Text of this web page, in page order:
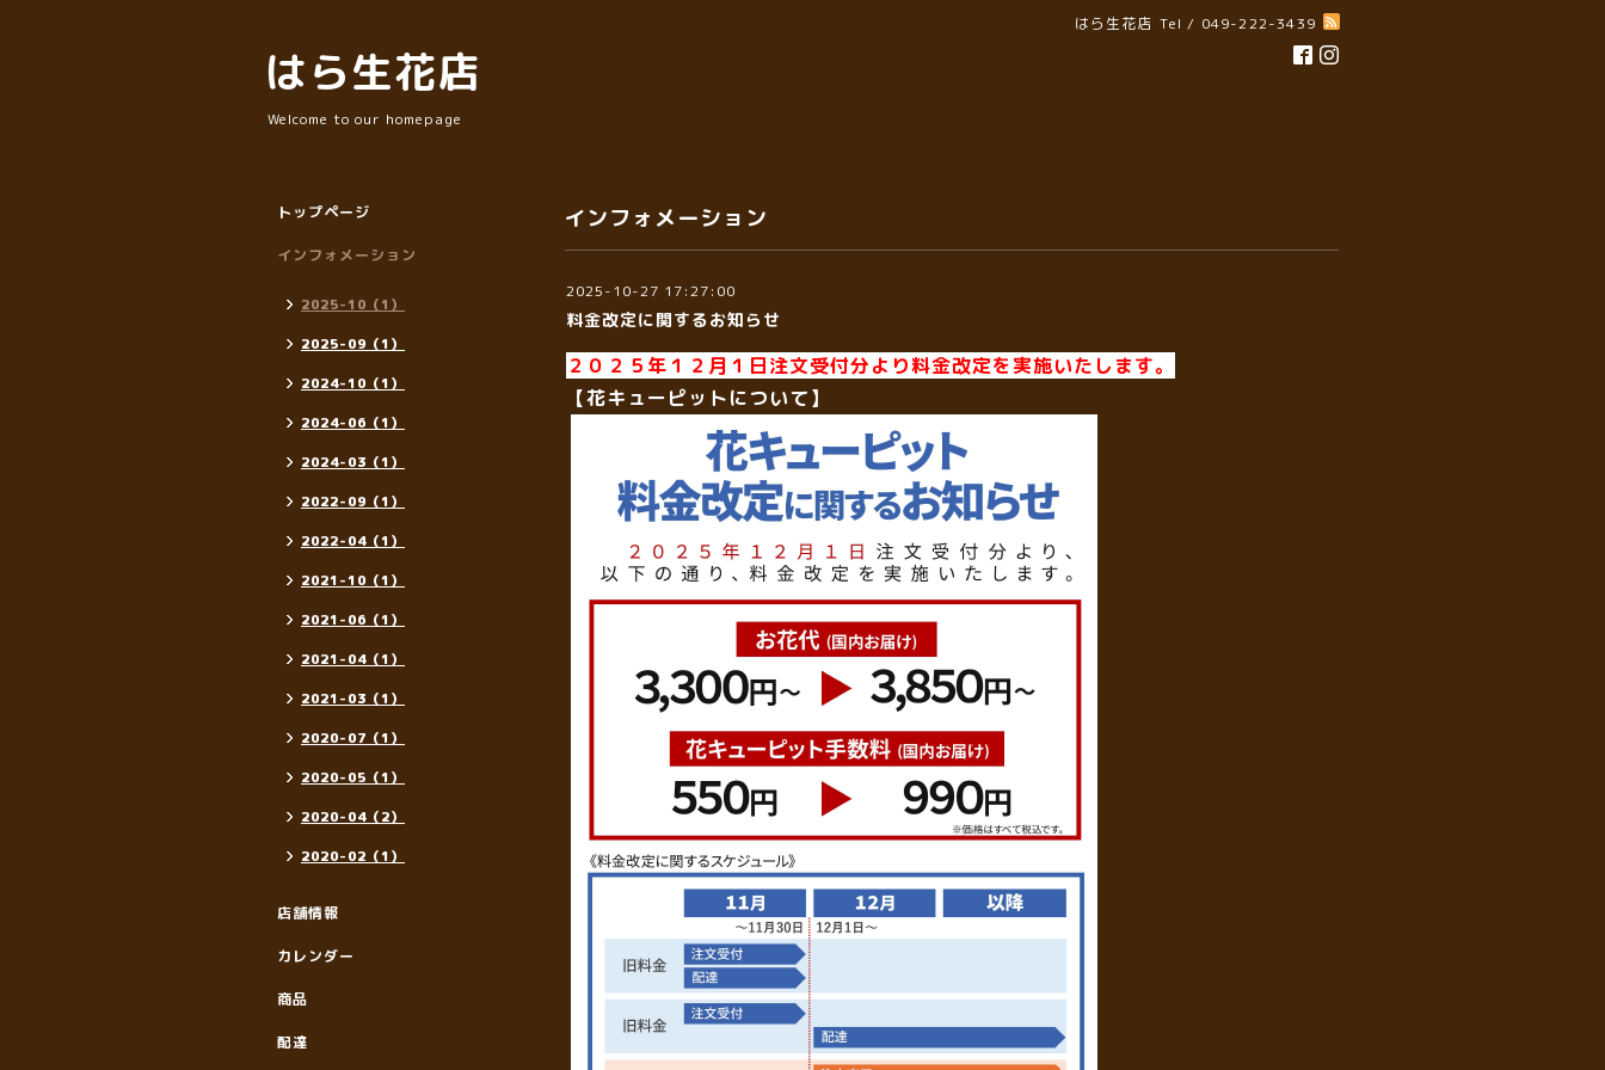
はら生花店 Tel / 049-222-3439
はら生花店
Welcome to our homepage
インフォメーション
2025-10-27 17:27:00
料金改定に関するお知らせ
２０２５年１２月１日注文受付分より料金改定を実施いたします。
【花キューピットについて】
トップページ
インフォメーション
2025-10（1）
2025-09（1）
2024-10（1）
2024-06（1）
2024-03（1）
2022-09（1）
2022-04（1）
2021-10（1）
2021-06（1）
2021-04（1）
2021-03（1）
2020-07（1）
2020-05（1）
2020-04（2）
2020-02（1）
店舗情報
カレンダー
商品
配達